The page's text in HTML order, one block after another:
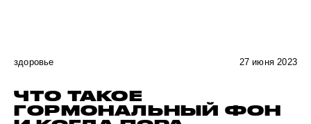
здоровье 27 июня 2023
ЧТО ТАКОЕ
ГОРМОНАЛЬНЫЙ ФОН